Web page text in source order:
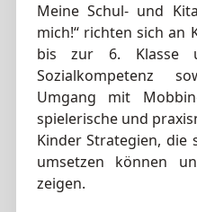
Meine Schul- und
mich!“ richten sich an
bis zur 6. Klasse
Sozialkompetenz
Umgang mit
spielerische und
Kinder Strategien,
umsetzen können
zeigen.